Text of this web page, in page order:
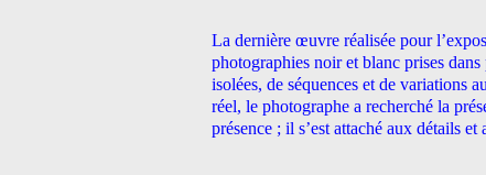
La dernière œuvre réalisée pour
photographies noir et blanc prises
isolées, de séquences et de variations
réel, le photographe a recherché la
présence ; il s’est attaché aux détails